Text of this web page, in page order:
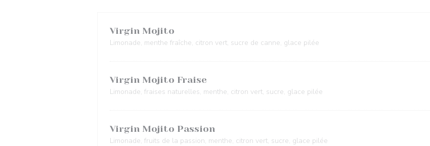
Virgin Mojito
Limonade, menthe fraîche, citron vert, sucre de canne, glace pilée
Virgin Mojito Fraise
Limonade, fraises naturelles, menthe, citron vert, sucre, glace pilée
Virgin Mojito Passion
Limonade, fruits de la passion, menthe, citron vert, sucre, glace pilée